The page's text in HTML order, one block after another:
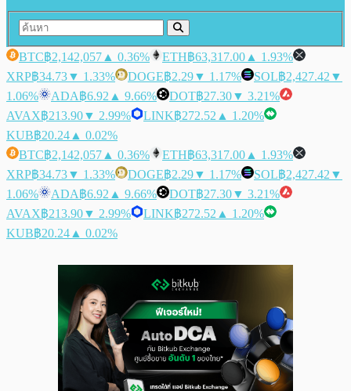
BTC฿2,142,057 ▲ 0.36% ETH฿63,317.00 ▲ 1.93%
XRP฿34.73▼ 1.33% DOGE฿2.29▼ 1.17% SOL฿2,427.42 ▼
1.06%
ADA฿6.92 ▲ 9.66% DOT฿27.30▼ 3.21%
AVAX฿213.90▼ 2.99% LINK฿272.52 ▲ 1.20%
KUB฿20.24 ▲ 0.02%
BTC฿2,142,057 ▲ 0.36% ETH฿63,317.00 ▲ 1.93%
XRP฿34.73▼ 1.33% DOGE฿2.29▼ 1.17% SOL฿2,427.42 ▼
1.06%
ADA฿6.92 ▲ 9.66% DOT฿27.30▼ 3.21%
AVAX฿213.90▼ 2.99% LINK฿272.52 ▲ 1.20%
KUB฿20.24 ▲ 0.02%